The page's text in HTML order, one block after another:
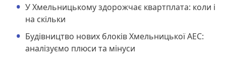
У Хмельницькому здорожчає квартплата: коли і
на скільки
Будівництво нових блоків Хмельницької АЕС:
аналізуємо плюси та мінуси